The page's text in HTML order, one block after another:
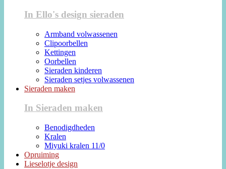
In Ello's design sieraden
Armband volwassenen
Clipoorbellen
Kettingen
Oorbellen
Sieraden kinderen
Sieraden setjes volwassenen
Sieraden maken
In Sieraden maken
Benodigdheden
Kralen
Miyuki kralen 11/0
Opruiming
Lieselotje design